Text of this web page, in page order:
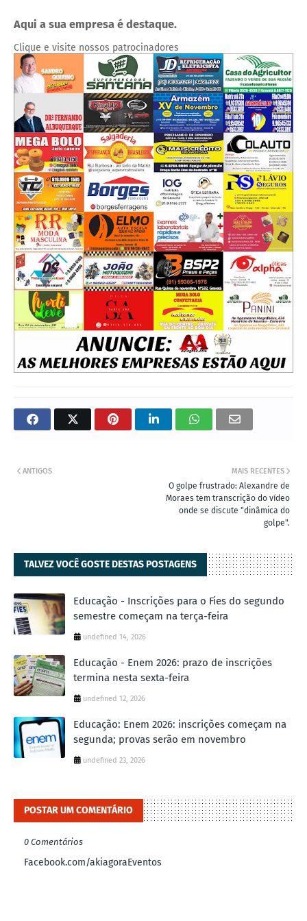
Aqui a sua empresa é destaque.
Clique e visite nossos patrocinadores
MAIS RECENTES
O golpe frustrado: Alexandre de
Moraes tem transcrição do vídeo
onde se discute "dinâmica do
golpe".
ANTIGOS
TALVEZ VOCÊ GOSTE DESTAS POSTAGENS
Educação - Inscrições para o Fies do segundo
semestre começam na terça-feira
undefined 14, 2026
Educação - Enem 2026: prazo de inscrições
termina nesta sexta-feira
undefined 12, 2026
Educação: Enem 2026: inscrições começam na
segunda; provas serão em novembro
undefined 23, 2026
POSTAR UM COMENTÁRIO
0 Comentários
Facebook.com/akiagoraEventos